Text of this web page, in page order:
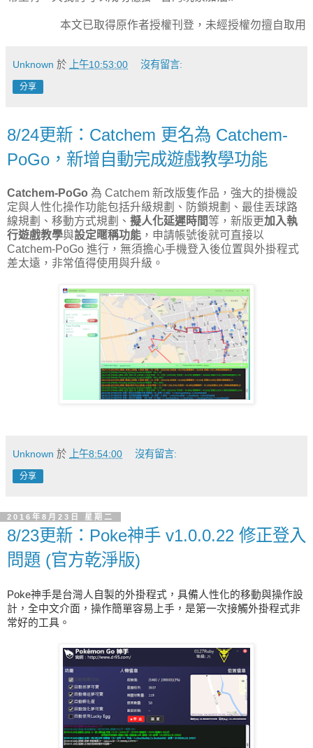
本文已取得原作者授權刊登，未經授權勿擅自取用
Unknown 於 上午10:53:00 沒有留言:
分享
8/24更新：Catchem 更名為 Catchem-
PoGo，新增自動完成遊戲教學功能
Catchem-PoGo 為 Catchem 新改版隻作品，強大的掛機設
定與人性化操作功能包括升級規劃、防鎖規劃、最佳丟球路
線規劃、移動方式規劃、 擬人化延遲時間等，新版更加入執
行遊戲教學與設定暱稱功能 ，申請帳號後就可直接以
Catchem-PoGo 進行，無須擔心手機登入後位置與外掛程式
差太遠，非常值得使用與升級。
Unknown 於 上午8:54:00 沒有留言:
分享
2016年8月23日 星期二
8/23更新：Poke神手 v1.0.0.22 修正登入
問題 (官方乾淨版)
Poke神手是台灣人自製的外掛程式，具備人性化的移動與操作設
計，全中文介面，操作簡單容易上手，是第一次接觸外掛程式非
常好的工具。